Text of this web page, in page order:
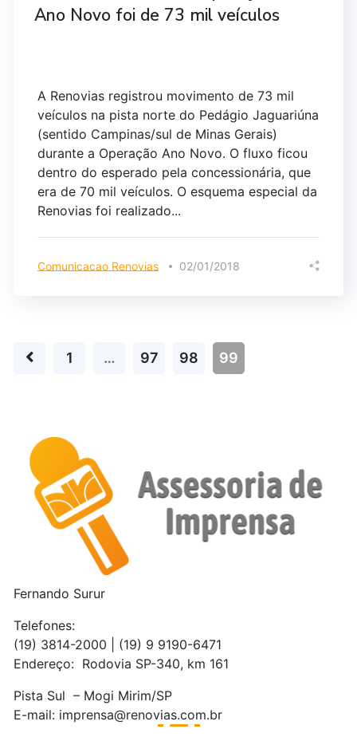
Ano Novo foi de 73 mil veículos
A Renovias registrou movimento de 73 mil
veículos na pista norte do Pedágio Jaguariúna
(sentido Campinas/sul de Minas Gerais)
durante a Operação Ano Novo. O fluxo ficou
dentro do esperado pela concessionária, que
era de 70 mil veículos. O esquema especial da
Renovias foi realizado...
Comunicacao Renovias 02/01/2018
1 … 97 98 99
Fernando Surur
Telefones:
(19) 3814-2000 | (19) 9 9190-6471
Endereço: Rodovia SP-340, km 161
Pista Sul – Mogi Mirim/SP
E-mail: imprensa@renovias.com.br